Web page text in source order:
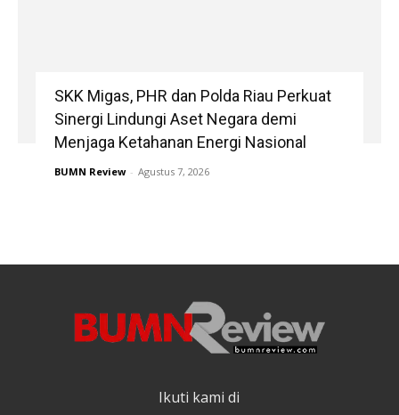
SKK Migas, PHR dan Polda Riau Perkuat
Sinergi Lindungi Aset Negara demi
Menjaga Ketahanan Energi Nasional
BUMN Review - Agustus 7, 2026
Ikuti kami di